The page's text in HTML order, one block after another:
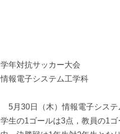
学年対抗サッカー大会
情報電子システム工学科
5月30日（木）情報電子システ
学生の1ゴールは3点，教員の1